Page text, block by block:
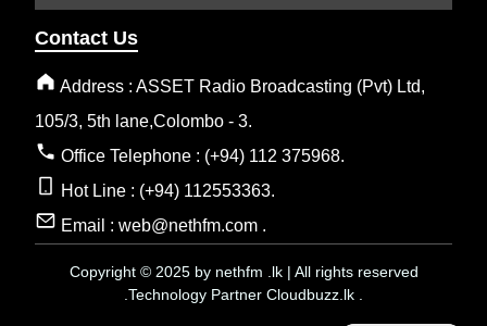
Contact Us
Address : ASSET Radio Broadcasting (Pvt) Ltd,
105/3, 5th lane,Colombo - 3.
Office Telephone : (+94) 112 375968.
Hot Line : (+94) 112553363.
Email : web@nethfm.com .
Copyright © 2025 by nethfm .lk | All rights reserved
.Technology Partner Cloudbuzz.lk .